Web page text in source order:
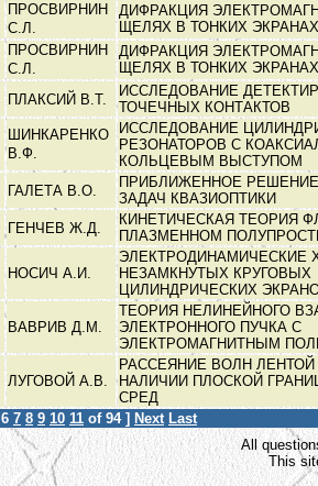
ПРОСВИРНИН
С.Л.
ДИФРАКЦИЯ
ЩЕЛЯХ В ТОНКИХ
ПРОСВИРНИН
С.Л.
ДИФРАКЦИЯ
ЩЕЛЯХ В ТОНКИХ
ПЛАКСИЙ В.Т.
ИССЛЕДОВАНИЕ
ТОЧЕЧНЫХ КОНТАКТОВ
ШИНКАРЕНКО
В.Ф.
ИССЛЕДОВАНИЕ
РЕЗОНАТОРОВ С
КОЛЬЦЕВЫМ ВЫСТУПОМ
ГАЛЕТА В.О.
ПРИБЛИЖЕННОЕ
ЗАДАЧ КВАЗИОПТИКИ
ГЕНЧЕВ Ж.Д.
КИНЕТИЧЕСКАЯ ТЕОРИЯ
ПЛАЗМЕННОМ
НОСИЧ А.И.
ЭЛЕКТРОДИНАМИЧЕСКИЕ
НЕЗАМКНУТЫХ КРУГОВЫХ
ЦИЛИНДРИЧЕСКИХ
ВАВРИВ Д.М.
ТЕОРИЯ НЕЛИНЕЙНОГО
ЭЛЕКТРОННОГО ПУЧКА С
ЭЛЕКТРОМАГНИТНЫМ
ЛУГОВОЙ А.В.
РАССЕЯНИЕ ВОЛН
НАЛИЧИИ ПЛОСКОЙ
СРЕД
6 7 8 9 10 11 of 94 ] Next Last
All
This